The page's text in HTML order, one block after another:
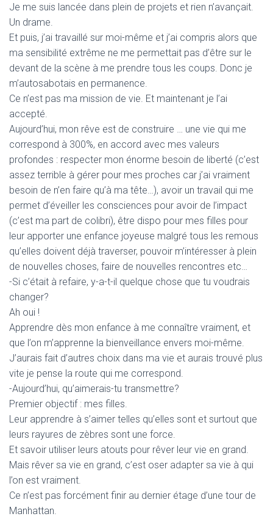
Je me suis lancée dans plein de projets et rien n’avançait.
Un drame.
Et puis, j’ai travaillé sur moi-même et j’ai compris alors que
ma sensibilité extrême ne me permettait pas d’être sur le
devant de la scène à me prendre tous les coups. Donc je
m’autosabotais en permanence.
Ce n’est pas ma mission de vie. Et maintenant je l’ai
accepté.
Aujourd’hui, mon rêve est de construire … une vie qui me
correspond à 300%, en accord avec mes valeurs
profondes : respecter mon énorme besoin de liberté (c’est
assez terrible à gérer pour mes proches car j’ai vraiment
besoin de n’en faire qu’à ma tête…), avoir un travail qui me
permet d’éveiller les consciences pour avoir de l’impact
(c’est ma part de colibri), être dispo pour mes filles pour
leur apporter une enfance joyeuse malgré tous les remous
qu’elles doivent déjà traverser, pouvoir m’intéresser à plein
de nouvelles choses, faire de nouvelles rencontres etc…
-Si c’était à refaire, y-a-t-il quelque chose que tu voudrais
changer?
Ah oui !
Apprendre dès mon enfance à me connaître vraiment, et
que l’on m’apprenne la bienveillance envers moi-même.
J’aurais fait d’autres choix dans ma vie et aurais trouvé plus
vite je pense la route qui me correspond.
-Aujourd’hui, qu’aimerais-tu transmettre?
Premier objectif : mes filles.
Leur apprendre à s’aimer telles qu’elles sont et surtout que
leurs rayures de zèbres sont une force.
Et savoir utiliser leurs atouts pour rêver leur vie en grand.
Mais rêver sa vie en grand, c’est oser adapter sa vie à qui
l’on est vraiment.
Ce n’est pas forcément finir au dernier étage d’une tour de
Manhattan.